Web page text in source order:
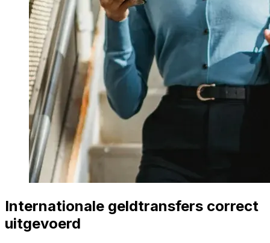
Internationale geldtransfers correct
uitgevoerd